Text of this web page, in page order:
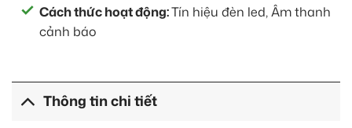
Cách thức hoạt động:Tín hiệu đèn led, Âm thanh
cảnh báo
Thông tin chi tiết